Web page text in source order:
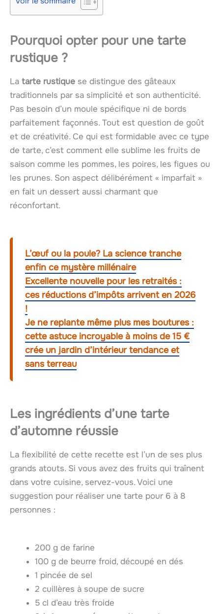
Pourquoi opter pour une tarte
rustique ?
La tarte rustique se distingue des gâteaux
traditionnels par sa simplicité et son authenticité.
Pas besoin d’un moule spécifique ni de bords
parfaitement façonnés. Tout est question de goût
et de créativité. Ce qui est formidable avec ce type
de tarte, c’est comment elle sublime les fruits de
saison comme les pommes, les poires, les figues ou
les prunes. Son aspect délibérément « imparfait »
en fait un dessert aussi charmant que
réconfortant.
L’œuf ou la poule? La science tranche
enfin ce mystère millénaire
Excellente nouvelle pour les retraités :
ces réductions d’impôts arrivent en 2026
!
Je ne replante même plus mes boutures :
cette astuce incroyable à moins de 15 €
crée un jardin d’intérieur tendance et
sans terreau
Les ingrédients d’une tarte
d’automne réussie
La flexibilité de cette recette est l’un de ses plus
grands atouts. Si vous avez des fruits qui traînent
dans votre cuisine, servez-vous. Voici une
suggestion pour réaliser une tarte pour 6 à 8
personnes :
200 g de farine
100 g de beurre froid, découpé en dés
1 pincée de sel
2 cuillères à soupe de sucre
5 cl d’eau très froide